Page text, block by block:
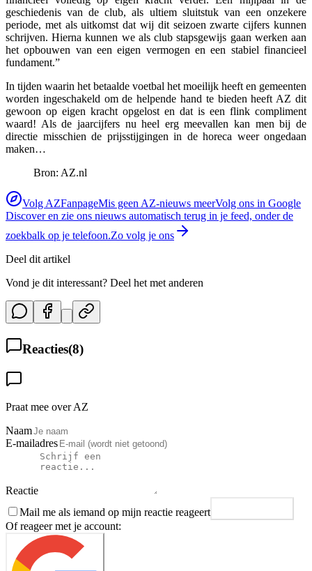
geschiedenis van de club, als ultiem sluitstuk van een onzekere
periode, met als uitkomst dat wij dit seizoen zwarte cijfers kunnen
schrijven. Hierna kunnen we als club stapsgewijs gaan werken aan
het opbouwen van een eigen vermogen en een stabiel financieel
fundament.”
In tijden waarin het betaalde voetbal het moeilijk heeft en gemeenten
worden ingeschakeld om de helpende hand te bieden heeft AZ dit
gewoon op eigen kracht opgelost en dat is een flink compliment
waard! Als de jaarcijfers nu heel erg meevallen kan men bij de
directie misschien de prijsstijgingen in de horeca weer ongedaan
maken…
Bron: AZ.nl
Volg AZFanpageMis geen AZ-nieuws meerVolg ons in Google
Discover en zie ons nieuws automatisch terug in je feed, onder de
zoekbalk op je telefoon.Zo volg je ons
Deel dit artikel
Vond je dit interessant? Deel het met anderen
Reacties(8)
Praat mee over AZ
Naam
E-mailadres
Reactie
Mail me als iemand op mijn reactie reageert
Of reageer met je account: